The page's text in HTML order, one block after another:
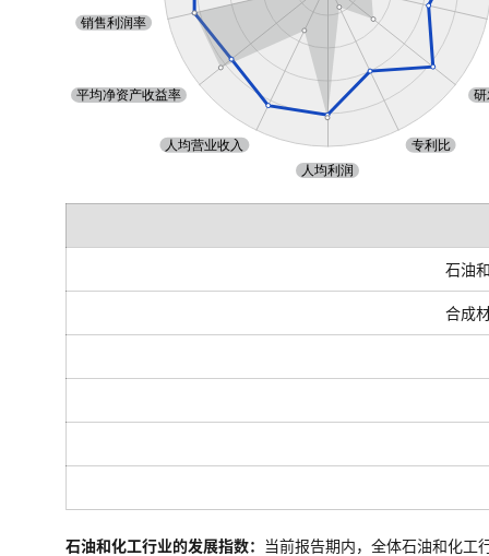
石油
合成
石油和化工行业的发展指数： 当前报告期内，全体石油和化工